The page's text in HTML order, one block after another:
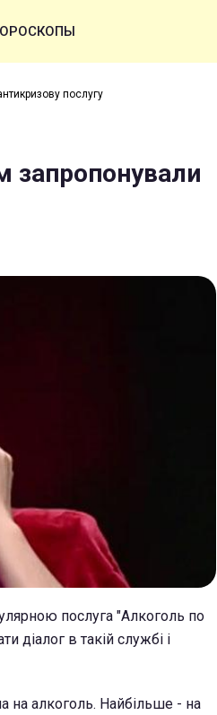
послугу
запропонували
послуга "Алкоголь по
діалог в такій службі і
на алкоголь. Найбільше - на